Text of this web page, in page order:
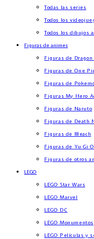
Todas las series
Todos los
Todos los dibujos
Figuras de animes
Figuras de Dragon
Figuras de One
Figuras de
Figuras My Hero
Figuras de Naruto
Figuras de Death
Figuras de Bleach
Figuras de Yu Gi
Figuras de otros
LEGO
LEGO Star Wars
LEGO Marvel
LEGO DC
LEGO Monumentos
LEGO Películas y